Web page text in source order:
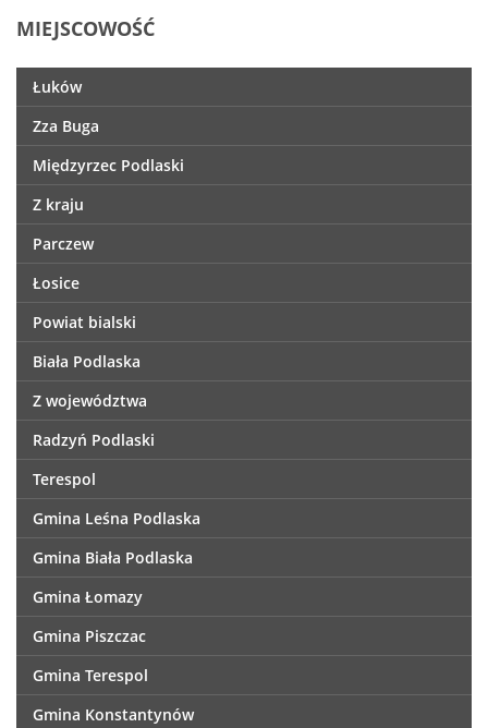
MIEJSCOWOŚĆ
Łuków
Zza Buga
Międzyrzec Podlaski
Z kraju
Parczew
Łosice
Powiat bialski
Biała Podlaska
Z województwa
Radzyń Podlaski
Terespol
Gmina Leśna Podlaska
Gmina Biała Podlaska
Gmina Łomazy
Gmina Piszczac
Gmina Terespol
Gmina Konstantynów